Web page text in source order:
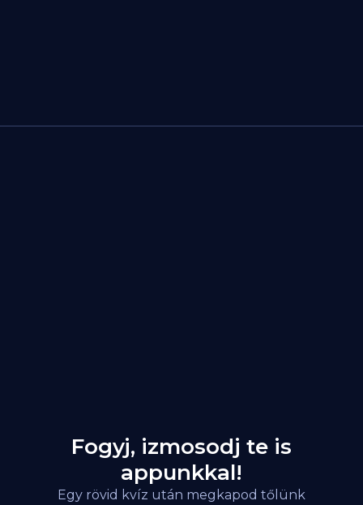
Fogyj, izmosodj te is
appunkkal!
Egy rövid kvíz után megkapod tőlünk